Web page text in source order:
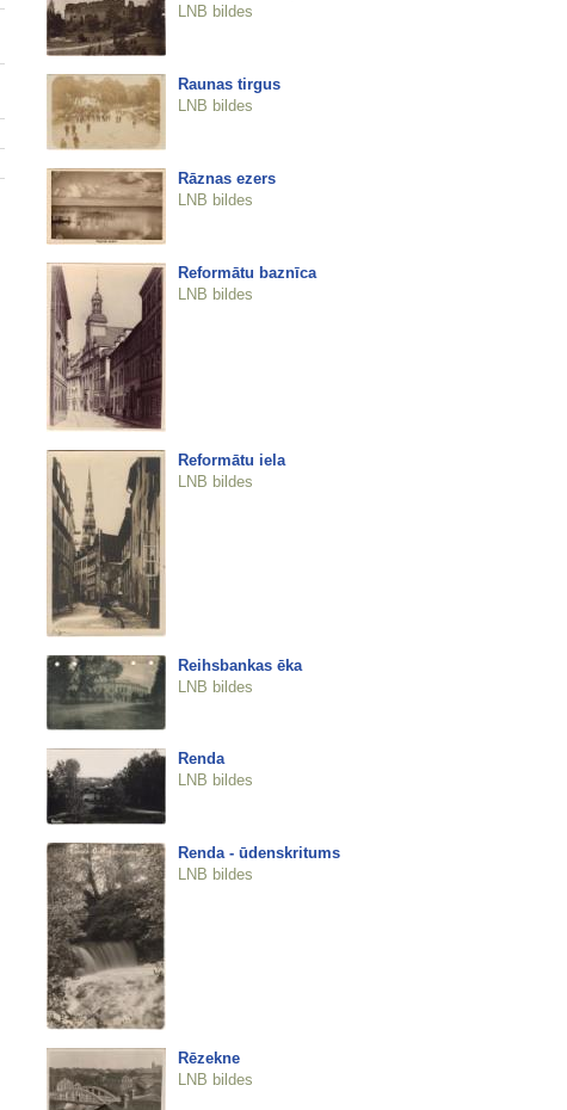
LNB bildes
Raunas tirgus
LNB bildes
Rāznas ezers
LNB bildes
Reformātu baznīca
LNB bildes
Reformātu iela
LNB bildes
Reihsbankas ēka
LNB bildes
Renda
LNB bildes
Renda - ūdenskritums
LNB bildes
Rēzekne
LNB bildes